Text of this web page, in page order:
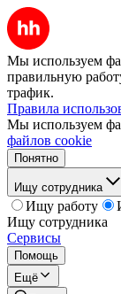
Мы используем
правильную
трафик.
Правила
Мы используем
файлов cookie
Понятно
Ищу сотрудника
Ищу работу
Ищу сотрудника
Сервисы
Помощь
Ещё